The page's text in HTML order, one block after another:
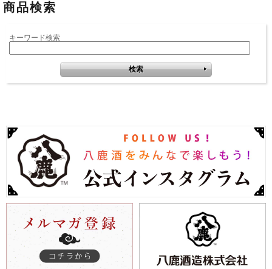
商品検索
キーワード検索